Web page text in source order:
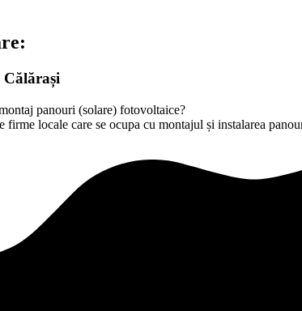
panouri (solare) fotovoltaice?
firme locale care se ocupa cu montajul și instalarea